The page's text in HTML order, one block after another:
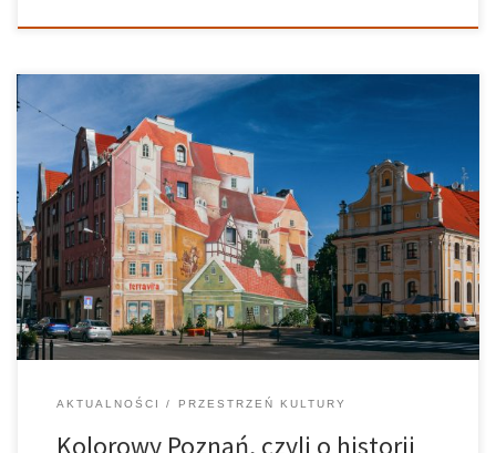
Zwiedzając Poznań, można wybrać wiele tematycznych szlaków,
bądź miejsc wartych szczególnej uwagi. Stolica Wielkopolski
przyciąga szczególnie swoją architekturą czy zabytkami.
Niedoceniania jeszcze jednak jest sztuka uliczna miasta, która
dynamicznie się rozwija. Liczba murali stopniowo zwiększa się
dzięki lokalnym artystom, a […]
AKTUALNOŚCI PRZESTRZEŃ KULTURY
Kolorowy Poznań, czyli o historii